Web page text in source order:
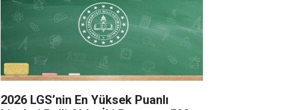
2026 LGS’nin En Yüksek Puanlı